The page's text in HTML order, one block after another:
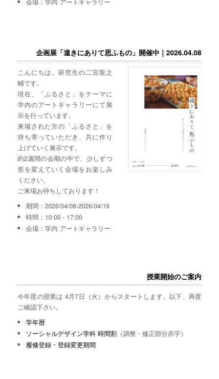
会場：学内 アートギャラリー
企画展「遠きにありて思ふもの」開催中｜2026.04.08
こんにちは。研究生の二宮龍之
輔です。
現在、「ふるさと」をテーマに
学内のアートギャラリーにて展
示を行っています。
来場された方の「ふるさと」を
持ち寄っていただき、共に作り
上げていく展示です。
約2週間の会期の中で、少しずつ
形を変えていく会場をお楽しみ
ください。
ご来場お待ちしております！
期間：2026/04/08-2026/04/19
時間：10:00 - 17:00
会場：学内 アートギャラリー
授業開始のご案内
今年度の授業は 4月7日（火）からスタートします。以下、再度
ご確認下さい。
学年暦
ソーシャルデザイン学科 時間割 （調整・修正部分赤字）
履修登録・登録変更期間